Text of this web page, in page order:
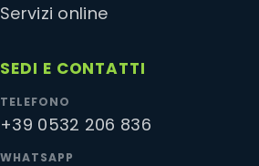
Servizi online
SEDI E CONTATTI
TELEFONO
+39 0532 206 836
WHATSAPP